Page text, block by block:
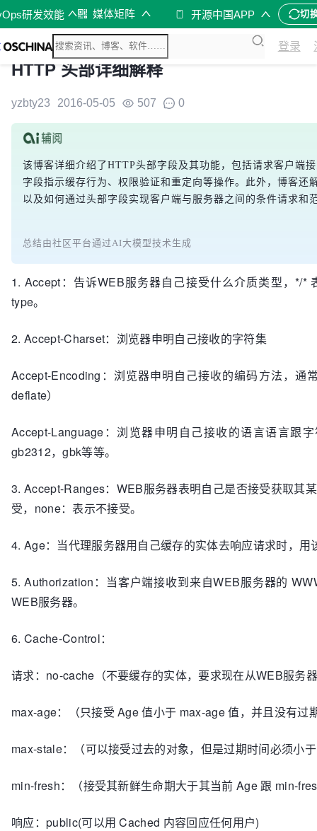
研发效能 媒体矩阵 开源中国APP 切
登录
HTTP 头部详细解释
yzbty23 2016-05-05 507 0
该博客详细介绍了HTTP头部字段及其功能，包括请求客户端
字段指示缓存行为、权限验证和重定向等操作。此外，博客
以及如何通过头部字段实现客户端与服务器之间的条件请求和
总结由社区平台通过AI大模型技术生成
1. Accept：告诉WEB服务器自己接受什么介质类型，*/*
type。
2. Accept-Charset：浏览器申明自己接收的字符集
Accept-Encoding：浏览器申明自己接收的编码方法，
deflate）
Accept-Language：浏览器申明自己接收的语言语言跟
gb2312，gbk等等。
3. Accept-Ranges：WEB服务器表明自己是否接受获取其
受，none：表示不接受。
4. Age：当代理服务器用自己缓存的实体去响应请求时，
5. Authorization：当客户端接收到来自WEB服务器的
WEB服务器。
6. Cache-Control：
请求：no-cache（不要缓存的实体，要求现在从WEB服务
max-age：（只接受 Age 值小于 max-age 值，并且没有过
max-stale：（可以接受过去的对象，但是过期时间必须小
min-fresh：（接受其新鲜生命期大于其当前 Age 跟 min-
响应：public(可以用 Cached 内容回应任何用户)